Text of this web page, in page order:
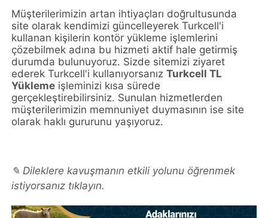
Müşterilerimizin artan ihtiyaçları doğrultusunda
site olarak kendimizi güncelleyerek Turkcell'i
kullanan kişilerin kontör yükleme işlemlerini
çözebilmek adına bu hizmeti aktif hale getirmiş
durumda bulunuyoruz. Sizde sitemizi ziyaret
ederek Turkcell'i kullanıyorsanızTurkcell TL
Yükleme işleminizi kısa sürede
gerçekleştirebilirsiniz. Sunulan hizmetlerden
müşterilerimizin memnuniyet duymasının ise site
olarak haklı gururunu yaşıyoruz.
✎ Dileklere kavuşmanın etkili yolunu öğrenmek
istiyorsanız tıklayın.